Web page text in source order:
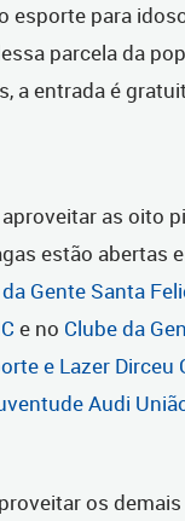
esporte para
parcela da
a entrada é
as oito
estão abertas
Gente Santa
e no Clube da
e Lazer Dirceu
Audi
os